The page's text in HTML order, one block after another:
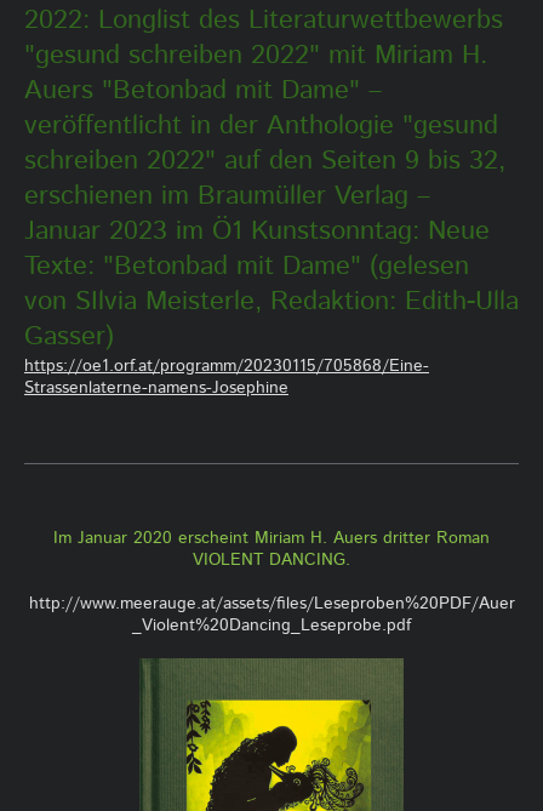
2022: Longlist des Literaturwettbewerbs
"gesund schreiben 2022" mit Miriam H.
Auers "Betonbad mit Dame" –
veröffentlicht in der Anthologie "gesund
schreiben 2022" auf den Seiten 9 bis 32,
erschienen im Braumüller Verlag –
Januar 2023 im Ö1 Kunstsonntag: Neue
Texte: "Betonbad mit Dame" (gelesen
von SIlvia Meisterle, Redaktion: Edith-Ulla
Gasser)
https://oe1.orf.at/programm/20230115/705868/Eine-
Strassenlaterne-namens-Josephine
Im Januar 2020 erscheint Miriam H. Auers dritter Roman
VIOLENT DANCING.
http://www.meerauge.at/assets/files/Leseproben%20PDF/Auer
_Violent%20Dancing_Leseprobe.pdf